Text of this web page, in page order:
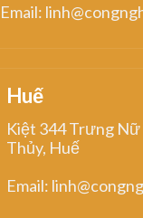
Email:
Huế
Kiệt 344 Trưng
Thủy, Huế
Email: